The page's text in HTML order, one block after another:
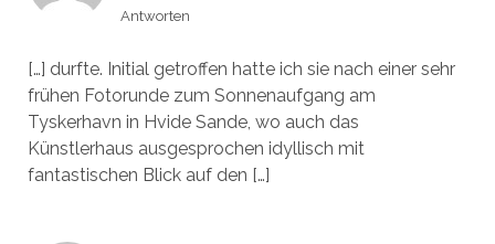
Antworten
[…] durfte. Initial getroffen hatte ich sie nach einer sehr
frühen Fotorunde zum Sonnenaufgang am
Tyskerhavn in Hvide Sande, wo auch das
Künstlerhaus ausgesprochen idyllisch mit
fantastischen Blick auf den […]